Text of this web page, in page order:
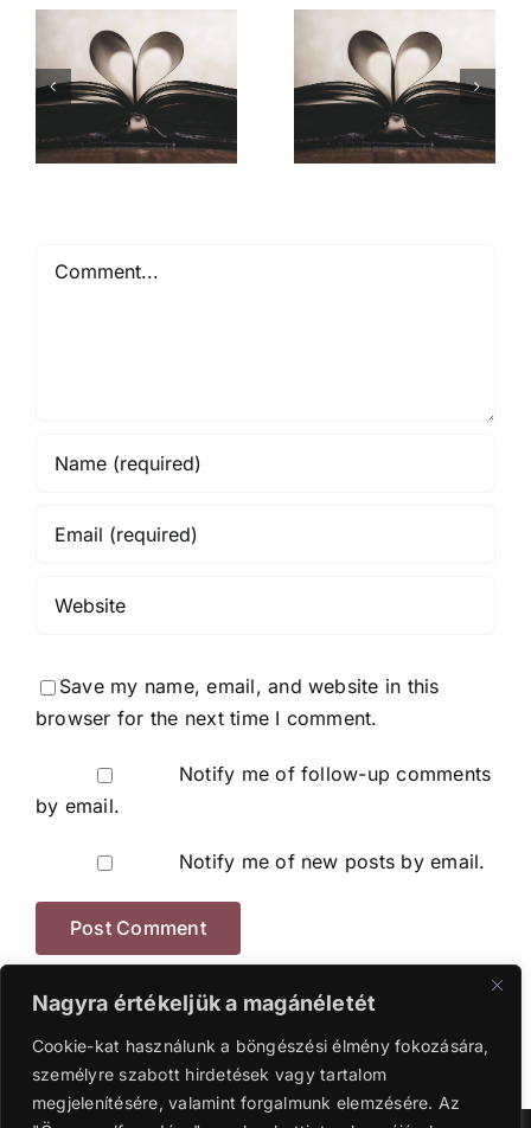
Nagyra értékeljük a magánéletét
Cookie-kat használunk a böngészési élmény fokozására,
személyre szabott hirdetések vagy tartalom
megjelenítésére, valamint forgalmunk elemzésére. Az
Save my name, email, and website in this
browser for the next time I comment.
Notify me of follow-up comments
by email.
Notify me of new posts by email.